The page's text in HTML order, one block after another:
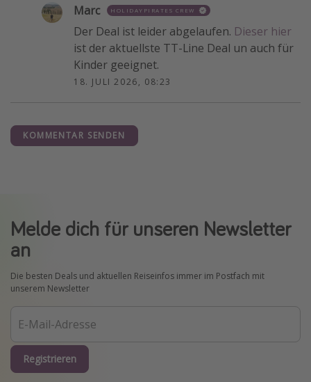
Marc HOLIDAYPIRATES CREW
Der Deal ist leider abgelaufen. Dieser hier
ist der aktuellste TT-Line Deal un auch für
Kinder geeignet.
18. JULI 2026, 08:23
KOMMENTAR SENDEN
Melde dich für unseren Newsletter
an
Die besten Deals und aktuellen Reiseinfos immer im Postfach mit
unserem Newsletter
Registrieren